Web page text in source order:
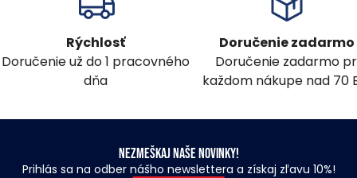
Rýchlosť
Doručenie už do 1 pracovného
dňa
Doručenie zadarmo
Doručenie zadarmo
každom nákupe nad 70
Nezmeškaj naše novinky!
Prihlás sa na odber nášho newslettera a získaj zľavu 10%!